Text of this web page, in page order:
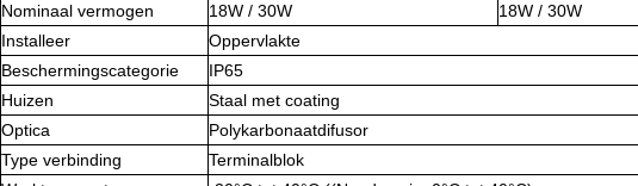
Nominaal vermogen
18W / 30W
18W / 30W
Installeer
Oppervlakte
Beschermingscategorie
IP65
Huizen
Staal met coating
Optica
Polykarbonaatdifusor
Type verbinding
Terminalblok